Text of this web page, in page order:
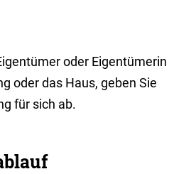
oder Eigentümerin
oder das Haus, geben Sie
für sich ab.